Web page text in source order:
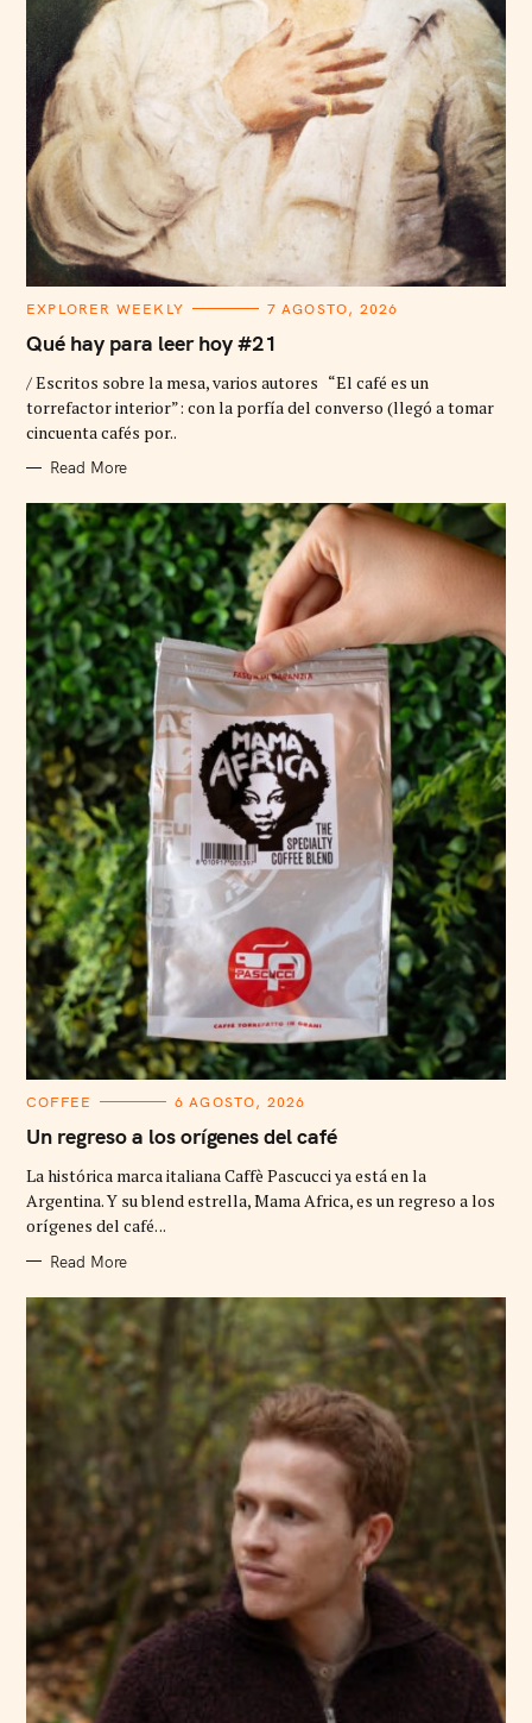
C
T
E
O
R
I
E
EXPLORER WEEKLY 7 AGOSTO, 2026
Qué hay para leer hoy #21
/ Escritos sobre la mesa, varios autores “El café es un
torrefactor interior”: con la porfía del converso (llegó a tomar
cincuenta cafés por..
Read More
C
T
E
O
R
I
E
COFFEE 6 AGOSTO, 2026
Un regreso a los orígenes del café
La histórica marca italiana Caffè Pascucci ya está en la
Argentina. Y su blend estrella, Mama Africa, es un regreso a los
orígenes del café. ..
Read More